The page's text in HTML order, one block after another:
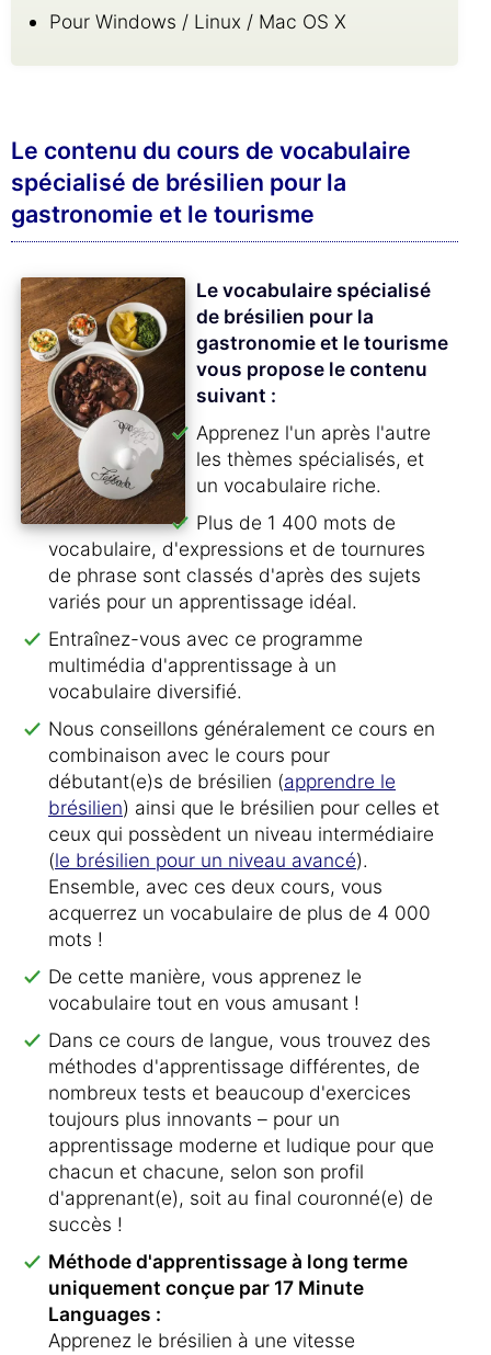
Pour Windows / Linux / Mac OS X
Le contenu du cours de vocabulaire
spécialisé de brésilien pour la
gastronomie et le tourisme
Le vocabulaire spécialisé
de brésilien pour la
gastronomie et le tourisme
vous propose le contenu
suivant :
Apprenez l'un après l'autre
les thèmes spécialisés, et
un vocabulaire riche.
Plus de 1 400 mots de
vocabulaire, d'expressions et de tournures
de phrase sont classés d'après des sujets
variés pour un apprentissage idéal.
Entraînez-vous avec ce programme
multimédia d'apprentissage à un
vocabulaire diversifié.
Nous conseillons généralement ce cours en
combinaison avec le cours pour
débutant(e)s de brésilien (apprendre le
brésilien) ainsi que le brésilien pour celles et
ceux qui possèdent un niveau intermédiaire
(le brésilien pour un niveau avancé).
Ensemble, avec ces deux cours, vous
acquerrez un vocabulaire de plus de 4 000
mots !
De cette manière, vous apprenez le
vocabulaire tout en vous amusant !
Dans ce cours de langue, vous trouvez des
méthodes d'apprentissage différentes, de
nombreux tests et beaucoup d'exercices
toujours plus innovants – pour un
apprentissage moderne et ludique pour que
chacun et chacune, selon son profil
d'apprenant(e), soit au final couronné(e) de
succès !
Méthode d'apprentissage à long terme
uniquement conçue par 17 Minute
Languages :
Apprenez le brésilien à une vitesse